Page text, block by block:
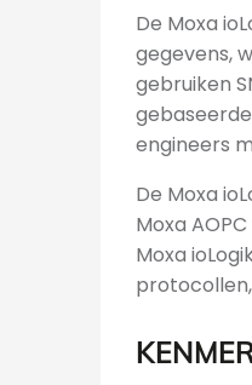
De Moxa
gegevens,
gebruiken
engineers
De Moxa
Moxa
Moxa